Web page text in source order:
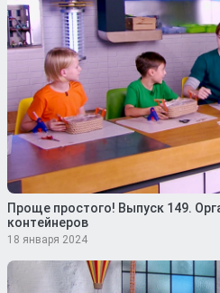
Проще простого! Выпуск 149.
контейнеров
18 января 2024